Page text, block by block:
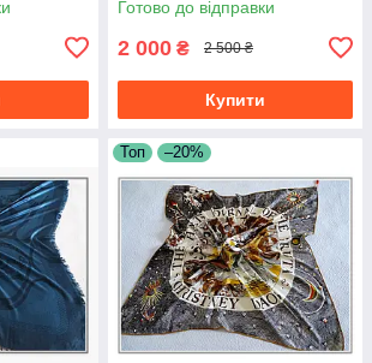
Готово до відправки
2 000 ₴ 2 500 ₴
Купити
Топ –20%